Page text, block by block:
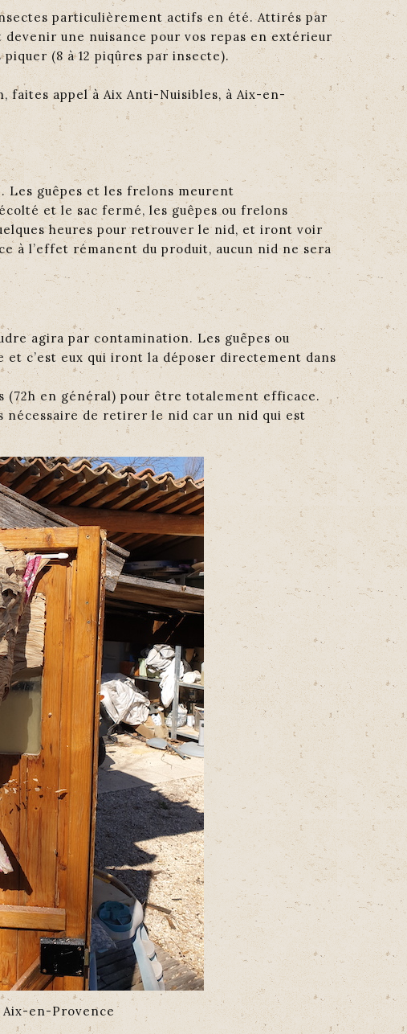
particulièrement actifs en été. Attirés par
une nuisance pour vos repas en extérieur
(8 à 12 piqûres par insecte).
faites appel à Aix Anti-Nuisibles, à Aix-en-
Les guêpes et les frelons meurent
et le sac fermé, les guêpes ou frelons
heures pour retrouver le nid, et iront voir
à l’effet rémanent du produit, aucun nid ne sera
agira par contamination. Les guêpes ou
c’est eux qui iront la déposer directement dans
(72h en général) pour être totalement efficace.
nécessaire de retirer le nid car un nid qui est
en-Provence